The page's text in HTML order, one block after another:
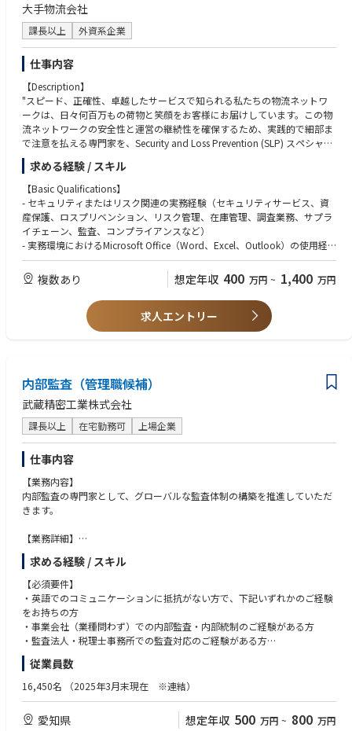
・東京海上グループに属しており、会社の安定性やネームバリューがある
他、東京海上日動社のマーケットを活用することにより更なる成長余力が
ある。
・LP営業部はライフパートナーチャネルを所管する唯一の営業部として、
当該チャネルの営業推進、コンプライアンス等、営業活動全般を担ってい
る。
・LP営業部の支社は、全国に20支社（拠点は東京、大阪、名古屋、札幌、
仙台、横浜、広島、福岡）を展開しており配属はいずれかの拠点となる。
・多種多様な経歴を有した人が在籍していることから、業務内外を通じて
様々な考え方に触れることができ、自身の成長に繋げることができる。
・会社規模が大きすぎず、社内他部門との距離が近く人事ローテーション
の中で多様な職務経験を積むことが可能である。更にホールディングス、
損保、海外生保への出向等も可能。
・給与水準は高く、安定している。
大手物流会社
課長以上 外資系企業
仕事内容
【Description】
"スピード、正確性、卓越したサービスで知られる私たちの物流ネットワ
ークは、日々何百万もの荷物と笑顔をお客様にお届けしています。この物
流ネットワークの安全性と運営の継続性を確保するため、実践的で細部ま
で注意を払える専門家を、Security and Loss Prevention (SLP) スペシャリ
ストとして募集しています。この重要な役割では、セキュリティオペレー
ションの日々の実行を担当し、各施設への直接的な運営支援を通じて具体
的な現場貢献を行っていただきます。サプライチェーン全体にわたる運営
施設において、人々を守り損失を防ぐためのセキュリティサービスを提供
していただきます。
• 担当施設における日々のセキュリティ業務の実行と定期的な物理的セキ
ュリティチェックの実施
• 担当エリア内の施設における緊急時・危機対応計画への貢献を通じて、
事業運営のレジリエンス（回復力）を支援
• 脆弱性（損失、アソシエイト体験、プロセス改善など）の特定に貢献
窓口担当者として活動
• 担当施設におけるグローバルセキュリティ基準への準拠確保
【A day in the life】
SLPスペシャリストとして、特定の地理的エリアにおける複数の事業部門
に対してセキュリティサービスを提供するSecurity and Loss Prevention専
門家チームに加わっていただきます。日々の業務の中心は、物理的セキュ
リティラウンドの実施、防犯カメラシステムのモニタリング、緊急のセキ
ュリティ案件への対応など、セキュリティオペレーションの実践的な実行
となります。
インシデント、損失事案について調査を行います。調査にあたっては、シ
ステムやツールのモニタリング、データレポートの分析、インタビューの
実施を通じて情報収集を行います。確立された手順に従ってセキュリティ
インシデントに対処し、特定された脆弱性に対して承認された解決策を実
施します。
調査結果は、プロセスにおける脆弱性の特定に役立ち、その改善措置の策
定にも貢献していただきます。システムの健全性状態を監査・モニタリン
グし、専門家や外部業者と協力してその機能性を維持することで、施設の
物理的な完全性維持において重要な役割を果たします。
質の高いセキュリティサービスと円滑な顧客体験を確保するため、外部セ
キュリティサービス提供業者と日常的にやり取りを行います。また、複数
の社内外の部門（法務、HR、セキュリティサービス提供業者、地域の法執
行機関など）との窓口として、またSecurity and Loss Prevention関連事項
の専門家として活動します。
求める経験 / スキル
【Basic Qualifications】
- セキュリティまたはリスク関連の実務経験（セキュリティサービス、資
産保護、ロスプリベンション、リスク管理、在庫管理、調査業務、サプラ
イチェーン、監査、コンプライアンスなど）
- 実務環境におけるMicrosoft Office（Word、Excel、Outlook）の使用経
験
- 高度な日本語力（読み書き、会話）
【Preferred Qualifications】
職務応募にあたり、以下の要件は必須ではありません（あれば望ましいレ
ベル）。上記の必須要件を満たしている方からのご応募をお待ちしており
- 物理的セキュリティシステム、調査手法、および/または警備員の管理に
関する実務経験
- 小売、倉庫、物流センターサービス、配送サービス、またはサプライチ
ェーンにおける実務経験
- データ活用の実務経験
- 基本的な英語力（読み書き、会話）
複数あり 想定年収 400 万円 ~ 1,400 万円
求人エントリー
内部監査（管理職候補）
武蔵精密工業株式会社
課長以上 在宅勤務可 上場企業
仕事内容
【業務内容】
内部監査の専門家として、グローバルな監査体制の構築を推進していただ
きます。
【業務詳細】
国内外子会社・本社各部門（とくに人事・IT・経理等の間接部門）の監査
に関して、以下の体制構築及び実務をお任せします。
・業務監査（全般統制・業務統制）
・JSOX関連業務（グローバル事務局・内部評価）
【ポジションの魅力】
世界中に拠点を持つ上場企業で、国内外子会社の内部監査経験を積むこと
また、各地域に勤務する内部監査人と業務連携することにより、グローバ
ルに活躍ができます。
海外各地域に内部監査人を置いており、現地の内部監査人とのやり取りも
発生するため、英語を活かす機会もございます。
語学に不安がある方については、最初は通訳者を介してコミュニケーショ
求める経験 / スキル
【必須要件】
・英語でのコミュニケーションに抵抗がない方で、下記いずれかのご経験
をお持ちの方
・事業会社（業種問わず）での内部監査・内部統制のご経験がある方
・監査法人・税理士事務所での監査対応のご経験がある方
【歓迎要件】
・上場企業での内部監査経験
・IATF・ISOに関する知見
従業員数
16,450名 （2025年3月末現在 ※連結）
愛知県 想定年収 500 万円 ~ 800 万円